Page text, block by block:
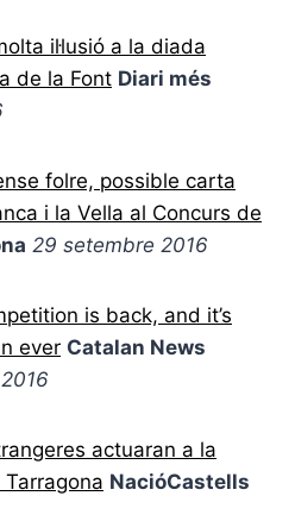
il·lusió a la diada
de la Font Diari més
folre, possible carta
i la Vella al Concurs de
29 setembre 2016
is back, and it’s
ever Catalan News
actuaran a la
NacióCastells